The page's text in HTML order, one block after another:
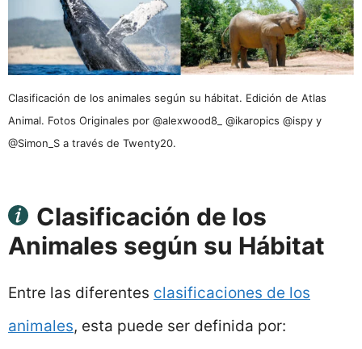
Clasificación de los animales según su hábitat. Edición de Atlas
Animal. Fotos Originales por @alexwood8_ @ikaropics @ispy y
@Simon_S a través de Twenty20.
Clasificación de los
Animales según su Hábitat
Entre las diferentes clasificaciones de los
animales, esta puede ser definida por: